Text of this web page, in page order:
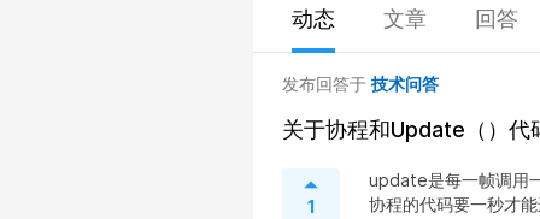
动态 文章 回答
发布回答于 技术问答
关于协程和Update（）代
1
update是每一帧调用
协程的代码要一秒才